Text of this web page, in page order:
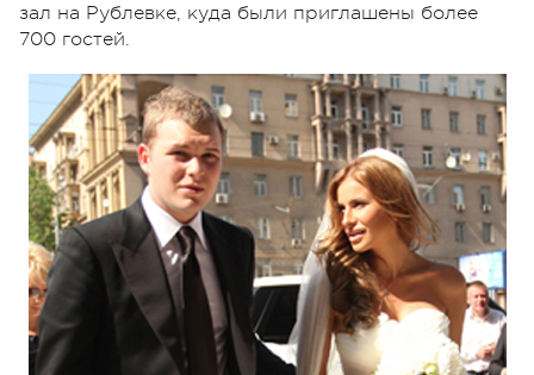
зал на Рублевке, куда были приглашены более
700 гостей.